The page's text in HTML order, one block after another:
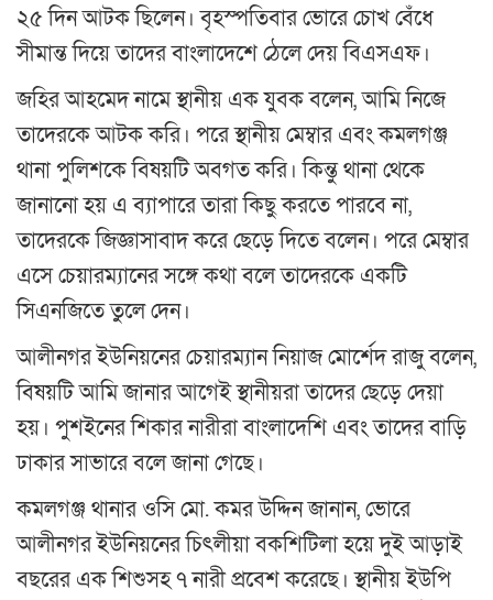
২৫ দিন আটক ছিলেন। বৃহস্পতিবার ভোরে চোখ বেঁধে
সীমান্ত দিয়ে তাদের বাংলাদেশে ঠেলে দেয় বিএসএফ।
জহির আহমেদ নামে স্থানীয় এক যুবক বলেন, আমি নিজে
তাদেরকে আটক করি। পরে স্থানীয় মেম্বার এবং কমলগঞ্জ
থানা পুলিশকে বিষয়টি অবগত করি। কিন্তু থানা থেকে
জানানো হয় এ ব্যাপারে তারা কিছু করতে পারবে না,
তাদেরকে জিজ্ঞাসাবাদ করে ছেড়ে দিতে বলেন। পরে মেম্বার
এসে চেয়ারম্যানের সঙ্গে কথা বলে তাদেরকে একটি
সিএনজিতে তুলে দেন।
আলীনগর ইউনিয়নের চেয়ারম্যান নিয়াজ মোর্শেদ রাজু বলেন,
বিষয়টি আমি জানার আগেই স্থানীয়রা তাদের ছেড়ে দেয়া
হয়। পুশইনের শিকার নারীরা বাংলাদেশি এবং তাদের বাড়ি
ঢাকার সাভারে বলে জানা গেছে।
কমলগঞ্জ থানার ওসি মো. কমর উদ্দিন জানান, ভোরে
আলীনগর ইউনিয়নের চিৎলীয়া বকশিটিলা হয়ে দুই আড়াই
বছরের এক শিশুসহ ৭ নারী প্রবেশ করেছে। স্থানীয় ইউপি